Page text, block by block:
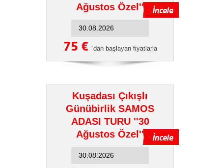
Ağustos Özel''
75 € ´dan başlayan fiyatlarla
Kuşadası Çıkışlı
Günübirlik SAMOS
ADASI TURU ''30
Ağustos Özel''